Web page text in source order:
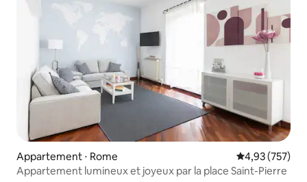
Appartement ⋅ Rome Évaluation
4,93 (757)
Appartement lumineux et joyeux par la place Saint-Pierre